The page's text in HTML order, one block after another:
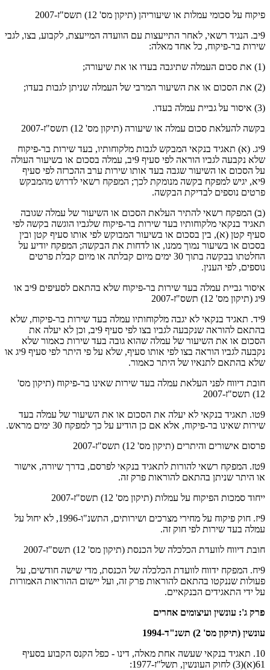
פיקוח על סכומי עמלות או שיעוריהן (תיקון מס' 12) תשס"ז-2007
9יב. הנגיד רשאי, לאחר התייעצות עם הוועדה המייעצת, לקבוע, בצו, לגבי
שירות בר-פיקוח, כל אחד מאלה:
(1) את סכום העמלה שתיגבה בעדו או את שיעורה;
(2) את הסכום או את השיעור המרבי של העמלה שניתן לגבות בעדו;
(3) איסור על גביית עמלה בעדו.
בקשה להעלאת סכום עמלה או שיעורה (תיקון מס' 12) תשס"ז-2007
9יג. (א) תאגיד בנקאי המבקש לגבות מלקוחותיו, בעד שירות בר-פיקוח
שלא נקבעה לגביו הוראה לפי סעיף 9יב, עמלה בסכום או בשיעור העולה
על הסכום או השיעור שגבה בעד אותו שירות ערב ההכרזה לפי סעיף
9יא, יגיש למפקח בקשה מנומקת לכך; המפקח רשאי לדרוש מהמבקש
פרטים נוספים לבדיקת הבקשה.
(ב) המפקח רשאי להתיר העלאת הסכום או השיעור של עמלה שגובה
תאגיד בנקאי מלקוחותיו בעד שירות בר-פיקוח שלגביו הוגשה בקשה לפי
סעיף קטן (א), בין בסכום או בשיעור המבוקש לפי אותו סעיף קטן ובין
בסכום או בשיעור נמוך ממנו, או לדחות את הבקשה; המפקח יודיע על
החלטתו בבקשה בתוך 30 ימים מיום קבלתה או מיום קבלת פרטים
נוספים, לפי הענין.
איסור גביית עמלה בעד שירות בר-פיקוח שלא בהתאם לסעיפים 9יב או
9יג (תיקון מס' 12) תשס"ז-2007
9יד. תאגיד בנקאי לא יגבה מלקוחותיו עמלה בעד שירות בר-פיקוח, שלא
בהתאם להוראה שנקבעה לגביו בצו לפי סעיף 9יב, וכן לא יעלה את
הסכום או את השיעור של עמלה שהוא גובה בעד שירות כאמור שלא
נקבעה לגביו הוראה בצו לפי אותו סעיף, שלא על פי היתר לפי סעיף 9יג או
שלא בהתאם לתנאיו של היתר כאמור.
חובת דיווח לפני העלאת עמלה בעד שירות שאינו בר-פיקוח (תיקון מס'
12) תשס"ז-2007
9טו. תאגיד בנקאי לא יעלה את הסכום או את השיעור של עמלה בעד
שירות שאינו בר-פיקוח, אלא אם כן הודיע על כך למפקח 30 ימים מראש.
פרסום אישורים והיתרים (תיקון מס' 12) תשס"ז-2007
9טז. המפקח רשאי להורות לתאגיד בנקאי לפרסם, בדרך שיורה, אישור
או היתר שניתן בהתאם להוראות פרק זה.
ייחוד סמכות הפיקוח על עמלות (תיקון מס' 12) תשס"ז-2007
9יז. חוק פיקוח על מחירי מצרכים ושירותים, התשנ"ו-1996, לא יחול על
עמלה בעד שירות לפי חוק זה.
חובת דיווח לוועדת הכלכלה של הכנסת (תיקון מס' 12) תשס"ז-2007
9יח. המפקח ידווח לוועדת הכלכלה של הכנסת, מדי שישה חודשים, על
פעולות שננקטו בהתאם להוראות פרק זה, ועל יישום ההוראות האמורות
על ידי התאגידים הבנקאיים.
פרק ג': עונשין ועיצומים אחרים
עונשין (תיקון מס' 2) תשנ"ד-1994
10. תאגיד בנקאי שעשה אחת מאלה, דינו - כפל הקנס הקבוע בסעיף
61(א)(3) לחוק העונשין, תשל"ז-1977: